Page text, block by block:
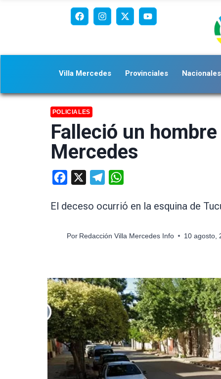
Villa Mercedes Provinciales Nacionales
POLICIALES
Falleció un
Mercedes
Facebook Telegram
El deceso ocurrió en la esquina de
Por Redacción Villa Mercedes Info 10 agosto,